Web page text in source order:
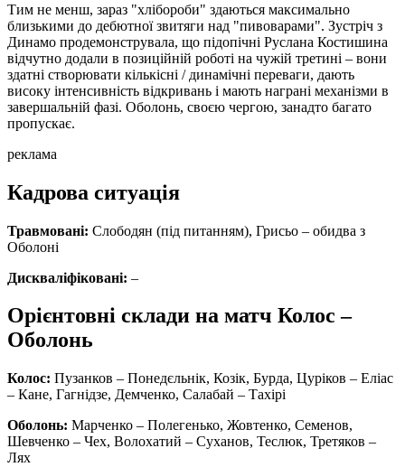
Тим не менш, зараз "хлібороби" здаються максимально
близькими до дебютної звитяги над "пивоварами". Зустріч з
Динамо продемонструвала, що підопічні Руслана Костишина
відчутно додали в позиційній роботі на чужій третині – вони
здатні створювати кількісні / динамічні переваги, дають
високу інтенсивність відкривань і мають награні механізми в
завершальній фазі. Оболонь, своєю чергою, занадто багато
пропускає.
реклама
Кадрова ситуація
Травмовані: Слободян (під питанням), Грисьо – обидва з
Оболоні
Дискваліфіковані: –
Орієнтовні склади на матч Колос –
Оболонь
Колос: Пузанков – Понедєльнік, Козік, Бурда, Цуріков – Еліас
– Кане, Гагнідзе, Демченко, Салабай – Тахірі
Оболонь: Марченко – Полегенько, Жовтенко, Семенов,
Шевченко – Чех, Волохатий – Суханов, Теслюк, Третяков –
Лях